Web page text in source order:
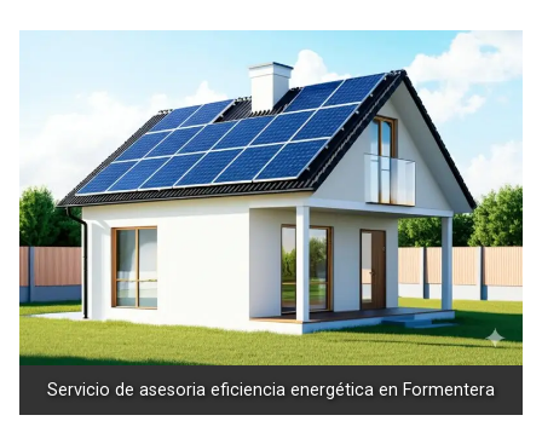
Servicio de asesoria eficiencia energética en Formentera